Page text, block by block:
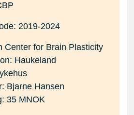
2019-2024
Center for Brain Plasticity
Haukeland
Bjarne Hansen
35 MNOK